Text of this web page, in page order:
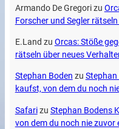
Armando De Gregorizu
Forscher und Segler
E.Land zu Orcas: Stöße
rätseln über neues
Stephan Boden zu Stephan
kaufst, von dem du noch
Safarizu Stephan Bodens
von dem du noch nie